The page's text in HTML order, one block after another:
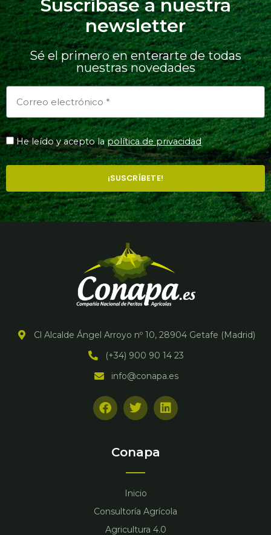
Suscríbase a nuestra
newsletter
Sé el primero en enterarte de todas
nuestras novedades
He leído y acepto lapolítica de privacidad
¡SUSCRÍBETE!
Cl Alcalde Ángel Arroyo nº 10, 28904 Getafe (Madrid)
(+34) 900 90 14 23
info@conapa.es
F
a
b
T
w
t
r
L
i
Conapa
Inicio
Consultoría Agrícola
Agricultura 4.0